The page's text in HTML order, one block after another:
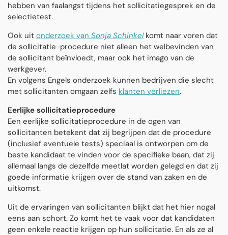
hebben van faalangst tijdens het sollicitatiegesprek en de
selectietest.
Ook uit onderzoek van Sonja Schinkelkomt naar voren dat
de sollicitatie-procedure niet alleen het welbevinden van
de sollicitant beïnvloedt, maar ook het imago van de
werkgever.
En volgens Engels onderzoek kunnen bedrijven die slecht
met sollicitanten omgaan zelfs klanten verliezen.
Eerlijke sollicitatieprocedure
Een eerlijke sollicitatieprocedure in de ogen van
sollicitanten betekent dat zij begrijpen dat de procedure
(inclusief eventuele tests) speciaal is ontworpen om de
beste kandidaat te vinden voor de specifieke baan, dat zij
allemaal langs de dezelfde meetlat worden gelegd en dat zij
goede informatie krijgen over de stand van zaken en de
uitkomst.
Uit de ervaringen van sollicitanten blijkt dat het hier nogal
eens aan schort. Zo komt het te vaak voor dat kandidaten
geen enkele reactie krijgen op hun sollicitatie. En als ze al